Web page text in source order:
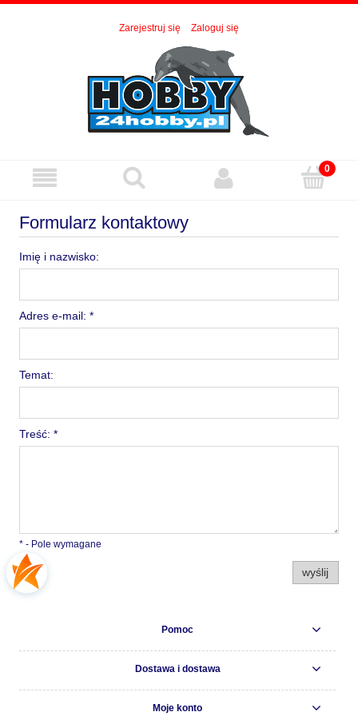
Zarejestruj się Zaloguj się
Formularz kontaktowy
Imię i nazwisko:
Adres e-mail: *
Temat:
Treść: *
* - Pole wymagane
wyślij
Pomoc
Dostawa i dostawa
Moje konto